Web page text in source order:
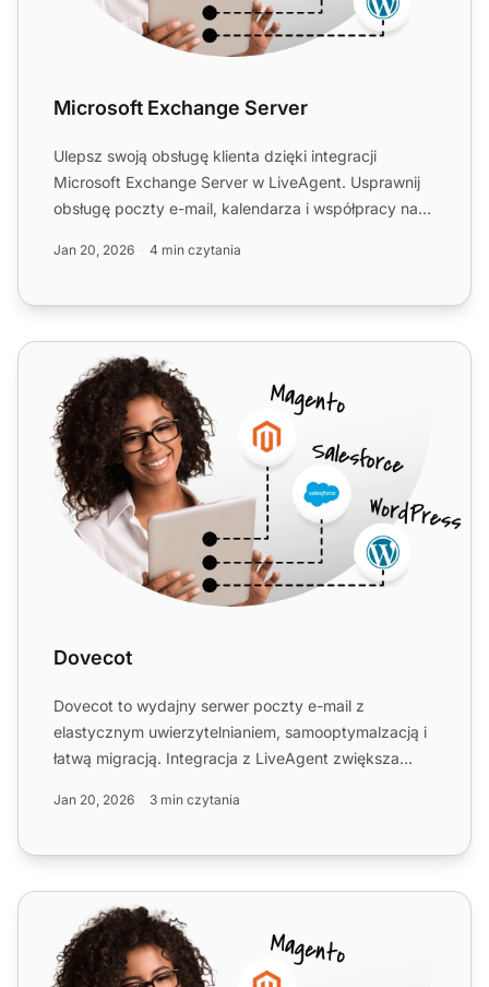
Microsoft Exchange Server
Ulepsz swoją obsługę klienta dzięki integracji
Microsoft Exchange Server w LiveAgent. Usprawnij
obsługę poczty e-mail, kalendarza i współpracy na
Jan 20, 2026 4 min czytania
Dovecot
Dovecot
Dovecot to wydajny serwer poczty e-mail z
elastycznym uwierzytelnianiem, samooptymalzacją i
łatwą migracją. Integracja z LiveAgent zwiększa
Jan 20, 2026 3 min czytania
Exim